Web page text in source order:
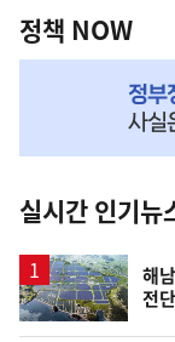
책
NOW,
뉴
스
정책 NOW
실시간 인기뉴
해
전